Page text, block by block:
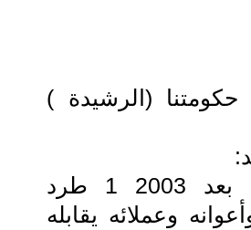
(الرشيدة )
مقارنة بمنجزات حكومات الإحتلال بعد 2003 1 طرد
وعملائه يقابله